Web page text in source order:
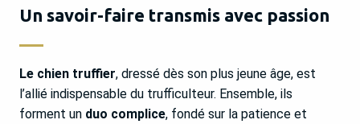
Un savoir-faire transmis avec passion
Le chien truffier, dressé dès son plus jeune âge, est
l’allié indispensable du trufficulteur. Ensemble, ils
forment un duo complice, fondé sur la patience et